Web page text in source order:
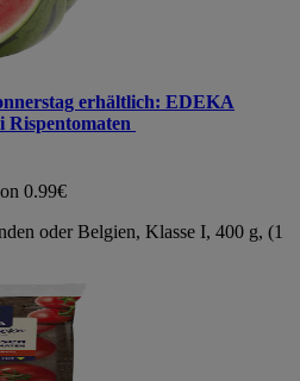
erhältlich: EDEKA
Rispentomaten
0.99€
oder Belgien, Klasse I, 400 g, (1